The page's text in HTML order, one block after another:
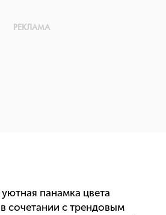
панамка цвета
сочетании с трендовым